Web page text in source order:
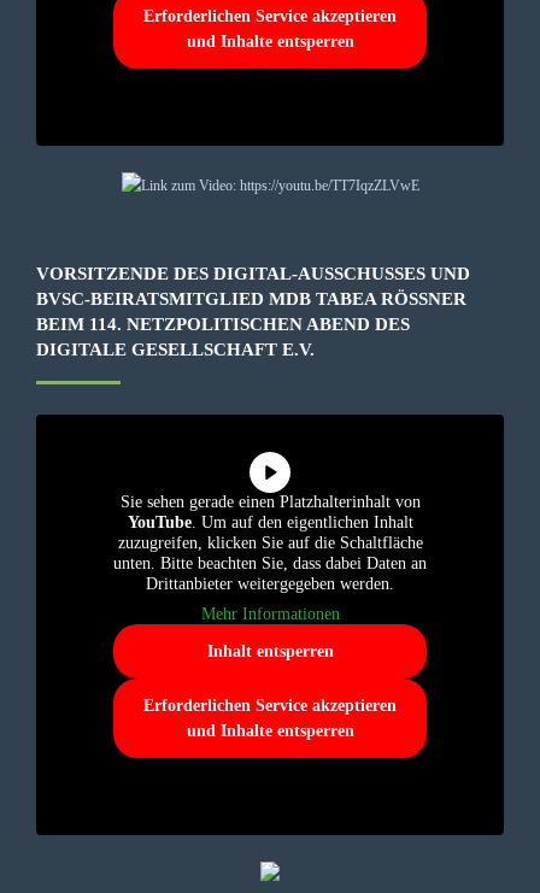
Erforderlichen Service akzeptieren
und Inhalte entsperren
VORSITZENDE DES DIGITAL-AUSSCHUSSES UND
BVSC-BEIRATSMITGLIED MDB TABEA RÖSSNER B
EIM 114. NETZPOLITISCHEN ABEND DES D
IGITALE GESELLSCHAFT E.V.
Sie sehen gerade einen Platzhalterinhalt von
YouTube. Um auf den eigentlichen Inhalt
zuzugreifen, klicken Sie auf die Schaltfläche
unten. Bitte beachten Sie, dass dabei Daten an
Drittanbieter weitergegeben werden.
Mehr Informationen
Inhalt entsperren
Erforderlichen Service akzeptieren
und Inhalte entsperren